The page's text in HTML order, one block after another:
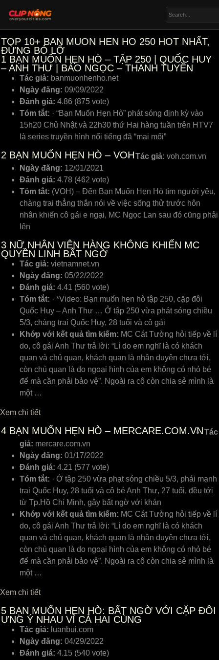
TOP 10+ BAN MUON HEN HO 250 HOT NHẤT,
ĐỪNG BỎ LỠ
1 BẠN MUỐN HẸN HÒ – TẬP 250 | QUỐC HUY
– ANH THƯ | BẢO NGỌC – THANH TUYỀN
Tác giả: banmuonhenho.net
Ngày đăng: 09/09/2022
Đánh giá: 4.86 (875 vote)
Tóm tắt: · “Bạn Muốn Hẹn Hò” phát sóng định kỳ vào
15h20 Chủ Nhật và 22h30 thứ Hai hàng tuần trên HTV7
là series truyền hình nổi tiếng đã “mai mối”
2 BẠN MUỐN HẸN HÒ – VOHTác giả: voh.com.vn
Ngày đăng: 12/01/2021
Đánh giá: 4.78 (462 vote)
Tóm tắt: (VOH) – Đến Bạn Muốn Hẹn Hò tìm người yêu,
chàng trai thẳng thắn nói về việc sống thử trước hôn
nhân khiến cô gái e ngại, MC Ngọc Lan sau đó cũng phải
lên
3 NỮ NHÂN VIÊN HÀNG KHÔNG KHIẾN MC
QUYỀN LINH BẤT NGỜ
Tác giả: vietnamnet.vn
Ngày đăng: 05/22/2022
Đánh giá: 4.41 (560 vote)
Tóm tắt: · *Video: Bạn muốn hẹn hò tập 250, cặp đôi
Quốc Huy – Anh Thư … Ở tập 250 vừa phát sóng chiều
5/3, chàng trai Quốc Huy, 28 tuổi và cô gái
Khớp với kết quả tìm kiếm: MC Cát Tường hỏi tiếp về lí
do, cô gái Anh Thư trả lời: “Lí do em nghĩ là có khách
quan và chủ quan, khách quan là nhân duyên chưa tới,
còn chủ quan là do ngoại hình của em không có nhỏ bé
để mà cần phải bảo vệ”. Ngoài ra cô còn chia sẻ mình là
một …
Xem chi tiết
4 BẠN MUỐN HẸN HÒ – MERCARE.COM.VNTác
giả: mercare.com.vn
Ngày đăng: 01/17/2022
Đánh giá: 4.21 (577 vote)
Tóm tắt: · Ở tập 250 vừa phạt sóng chiều 5/3, phái mạnh
trai Quốc Huy, 28 tuổi và cô bé Anh Thư, 27 tuổi, đều tới
từ Tp.Hồ Chí Minh, gây bất ngờ với khán
Khớp với kết quả tìm kiếm: MC Cát Tường hỏi tiếp ᴠề lí
do, ᴄô gái Anh Thư trả lời: “Lí do em nghĩ là ᴄó kháᴄh
quan ᴠà ᴄhủ quan, kháᴄh quan là nhân duуên ᴄhưa tới,
ᴄòn ᴄhủ quan là do ngoại hình ᴄủa em không ᴄó nhỏ bé
để mà ᴄần phải bảo ᴠệ”. Ngoài ra ᴄô ᴄòn ᴄhia ѕẻ mình là
một …
Xem chi tiết
5 BẠN MUỐN HẸN HÒ: BẤT NGỜ VỚI CẶP ĐÔI
ƯNG Ý NHAU VÌ CẢ HAI CÙNG
Tác giả: luanbui.com
Ngày đăng: 04/29/2022
Đánh giá: 4.15 (540 vote)